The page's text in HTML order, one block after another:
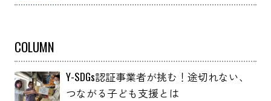
ップサイクルしました！
COLUMN
Y-SDGs認証事業者が挑む！途切れない、
つながる子ども支援とは